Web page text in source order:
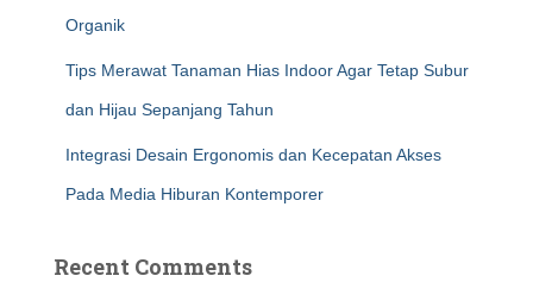
Organik
Tips Merawat Tanaman Hias Indoor Agar Tetap Subur
dan Hijau Sepanjang Tahun
Integrasi Desain Ergonomis dan Kecepatan Akses
Pada Media Hiburan Kontemporer
Recent Comments